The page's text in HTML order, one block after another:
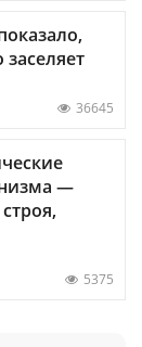
36645
—
5375